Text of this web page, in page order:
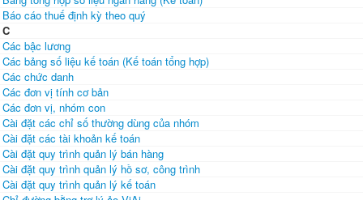
Báo cáo thuế định kỳ theo quý
C
Các bậc lương
Các bảng số liệu kế toán (Kế toán tổng hợp)
Các chức danh
Các đơn vị tính cơ bản
Các đơn vị, nhóm con
Cài đặt các chỉ số thường dùng của nhóm
Cài đặt các tài khoản kế toán
Cài đặt quy trình quản lý bán hàng
Cài đặt quy trình quản lý hồ sơ, công trình
Cài đặt quy trình quản lý kế toán